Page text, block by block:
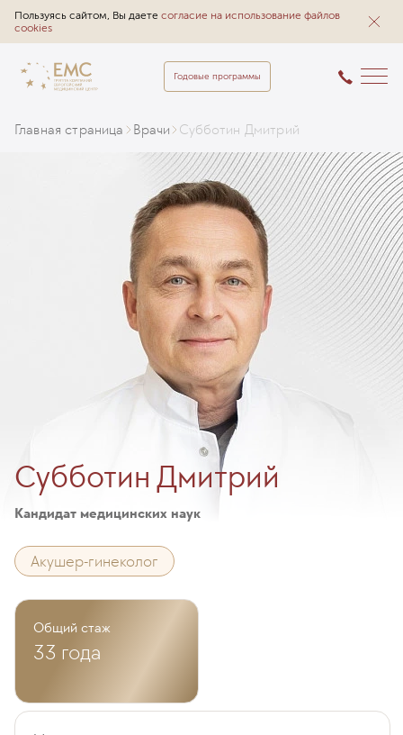
Пользуясь сайтом, Вы даете согласие на использование файлов
cookies
Годовые программы
Главная страница Врачи Субботин Дмитрий
Субботин Дмитрий
Кандидат медицинских наук
Акушер-гинеколог
Общий стаж
33 года